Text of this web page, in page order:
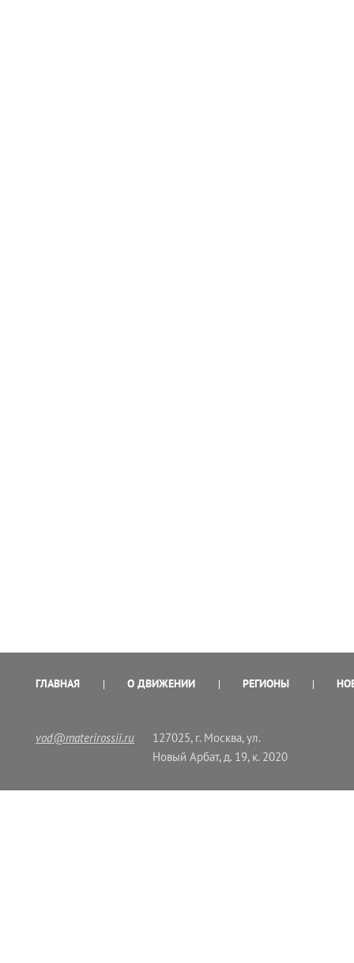
ГЛАВНАЯ О ДВИЖЕНИИ РЕГИОНЫ
vod@materirossii.ru
127025, г. Москва, ул.
Новый Арбат, д. 19, к. 2020